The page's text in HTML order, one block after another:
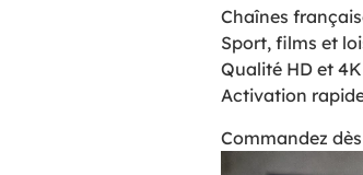
Chaînes
Sport, films et
Qualité HD et
Activation
Commandez